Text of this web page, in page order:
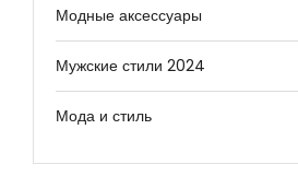
Модные аксессуары
Мужские стили 2024
Мода и стиль